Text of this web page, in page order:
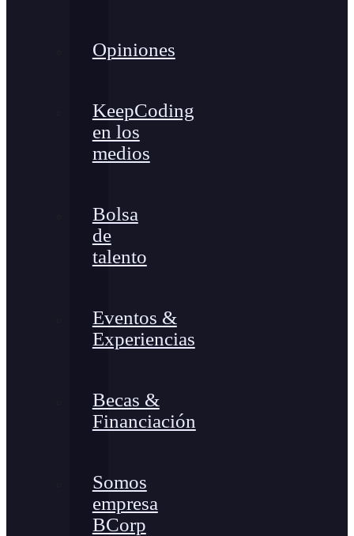
Opiniones
KeepCoding
en los
medios
Bolsa
de
talento
Eventos &
Experiencias
Becas &
Financiación
Somos
empresa
BCorp